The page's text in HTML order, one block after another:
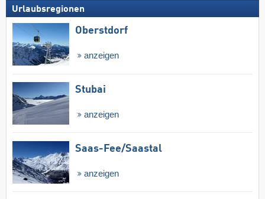
Urlaubsregionen
Oberstdorf
anzeigen
Stubai
anzeigen
Saas-Fee/​Saastal
anzeigen